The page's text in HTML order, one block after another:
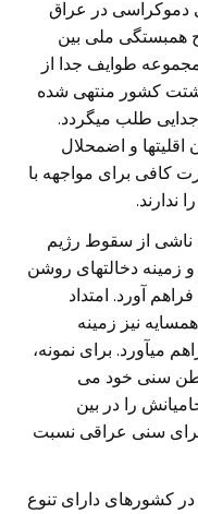
دموکراسی در عراق
همبستگی ملی بین
مجموعه طوایف جدا از
کشور منتهی شده
طلب میگردد.
و اضمحلال
کافی برای مواجهه با
ندارند.
ناشی از سقوط رژیم
زمینه دخالتهای روشن
آورد. امتداد
نیز زمینه
میآورد. برای نمونه،
سنی خود می
را در بین
برای سنی عراقی نسبت
در کشورهای دارای تنوع